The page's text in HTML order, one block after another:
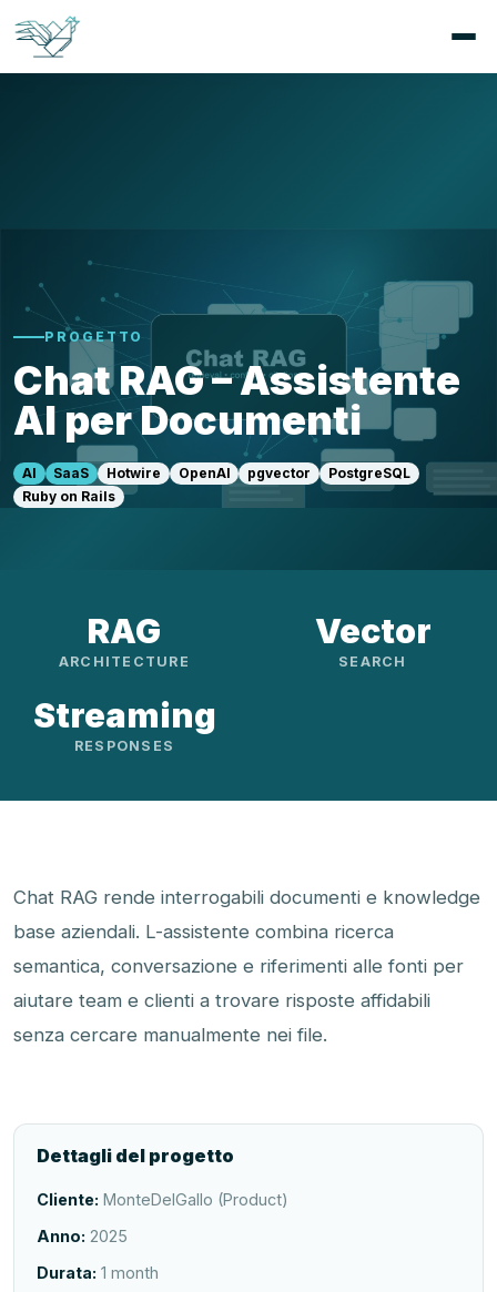
PROGETTO
Chat RAG – Assistente
AI per Documenti
AI SaaS Hotwire OpenAI pgvector
PostgreSQL
Ruby on Rails
RAG
ARCHITECTURE
Vector
SEARCH
Streaming
RESPONSES
Chat RAG rende interrogabili documenti e knowledge
base aziendali. L-assistente combina ricerca
semantica, conversazione e riferimenti alle fonti per
aiutare team e clienti a trovare risposte affidabili
senza cercare manualmente nei file.
Dettagli del progetto
Cliente: MonteDelGallo (Product)
Anno: 2025
Durata: 1 month